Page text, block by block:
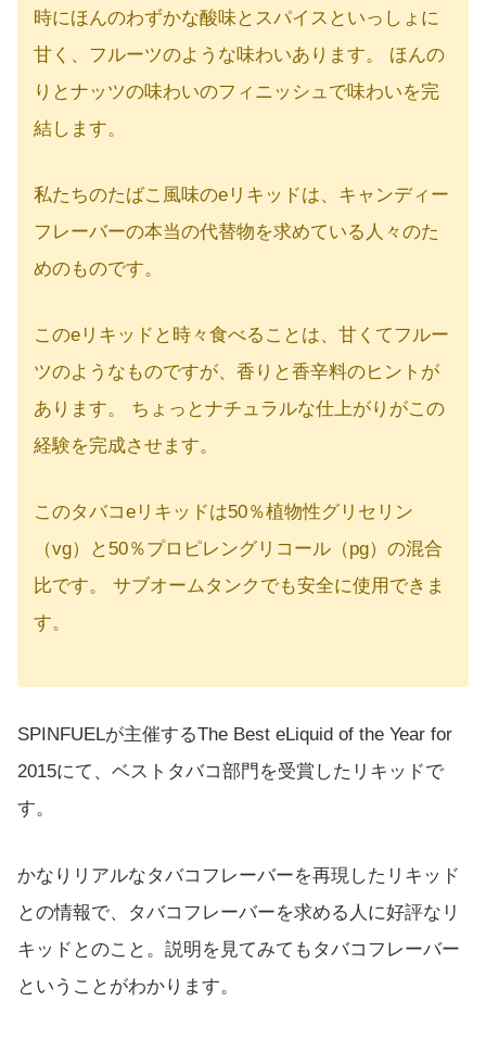
時にほんのわずかな酸味とスパイスといっしょに
甘く、フルーツのような味わいあります。 ほんの
りとナッツの味わいのフィニッシュで味わいを完
結します。
私たちのたばこ風味のeリキッドは、キャンディー
フレーバーの本当の代替物を求めている人々のた
めのものです。
このeリキッドと時々食べることは、甘くてフルー
ツのようなものですが、香りと香辛料のヒントが
あります。 ちょっとナチュラルな仕上がりがこの
経験を完成させます。
このタバコeリキッドは50％植物性グリセリン
（vg）と50％プロピレングリコール（pg）の混合
比です。 サブオームタンクでも安全に使用できま
す。
SPINFUELが主催するThe Best eLiquid of the Year for
2015にて、ベストタバコ部門を受賞したリキッドで
す。
かなりリアルなタバコフレーバーを再現したリキッド
との情報で、タバコフレーバーを求める人に好評なリ
キッドとのこと。説明を見てみてもタバコフレーバー
ということがわかります。